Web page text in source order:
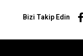
Bizi Takip Edin